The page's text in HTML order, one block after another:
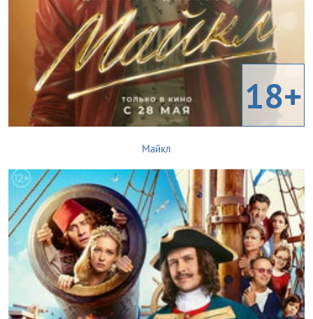
18+
Майкл